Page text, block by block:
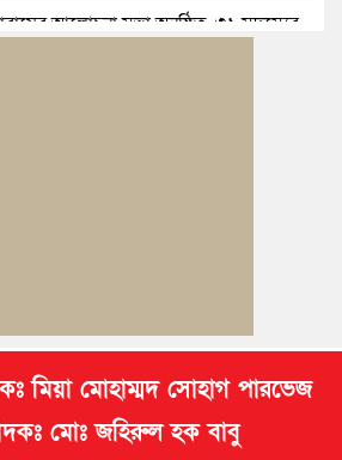
আলোচনা সভা অনুষ্ঠিত, ৩১ সদস্যের
মিয়া মোহাম্মদ সোহাগ পারভেজ
মোঃ জহিরুল হক বাবু